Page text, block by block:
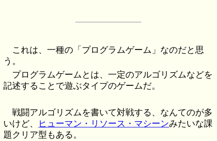
これは、一種の「プログラムゲーム」なのだと思
う。
プログラムゲームとは、一定のアルゴリズムなどを
記述することで遊ぶタイプのゲームだ。
戦闘アルゴリズムを書いて対戦する、なんてのが多
いけど、
ヒューマン・リソース・マシーンみたいな課
題クリア型もある。